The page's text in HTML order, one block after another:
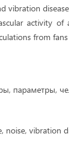
vibration
activity of
from
параметры,
noise, vibration